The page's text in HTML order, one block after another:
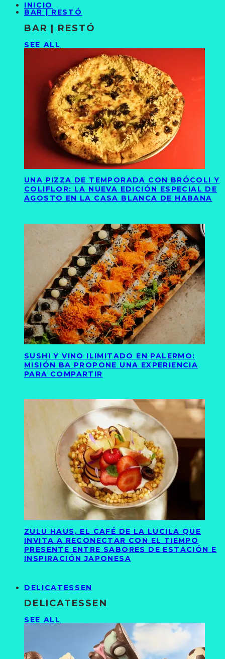
INICIO
BAR | RESTÓ
BAR | RESTÓ
SEE ALL
UNA PIZZA DE TEMPORADA CON BRÓCOLI Y
COLIFLOR: LA NUEVA EDICIÓN ESPECIAL DE
AGOSTO EN LA CASA BLANCA DE HABANA
SUSHI Y VINO ILIMITADO EN PALERMO:
MISIÓN BA PROPONE UNA EXPERIENCIA
PARA COMPARTIR
ZULU HAUS, EL CAFÉ DE LA LUCILA QUE
INVITA A RECONECTAR CON EL TIEMPO
PRESENTE ENTRE SABORES DE ESTACIÓN E
INSPIRACIÓN JAPONESA
DELICATESSEN
DELICATESSEN
SEE ALL